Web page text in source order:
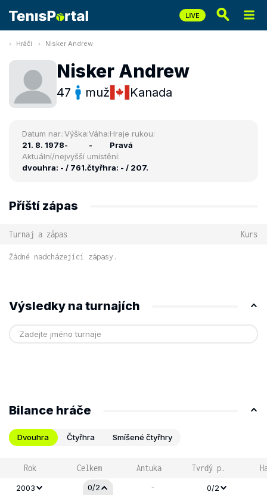
Hráči Nisker Andrew
Nisker Andrew
47 muž Kanada
Datum nar.:
21. 8. 1978
Výška:
-
Váha:
-
Hraje rukou:
Pravá
Aktuální/nejvyšší umístění:
dvouhra: - / 761.čtyřhra: - / 207.
Příští zápas
Turnaj a zápas Kurs
Žádné nadcházející zápasy.
Výsledky na turnajích
Bilance hráče
Dvouhra Čtyřhra Smíšené čtyřhry
Rok Celkem Antuka Tvrdý p.
2003 0/2 - 0/2